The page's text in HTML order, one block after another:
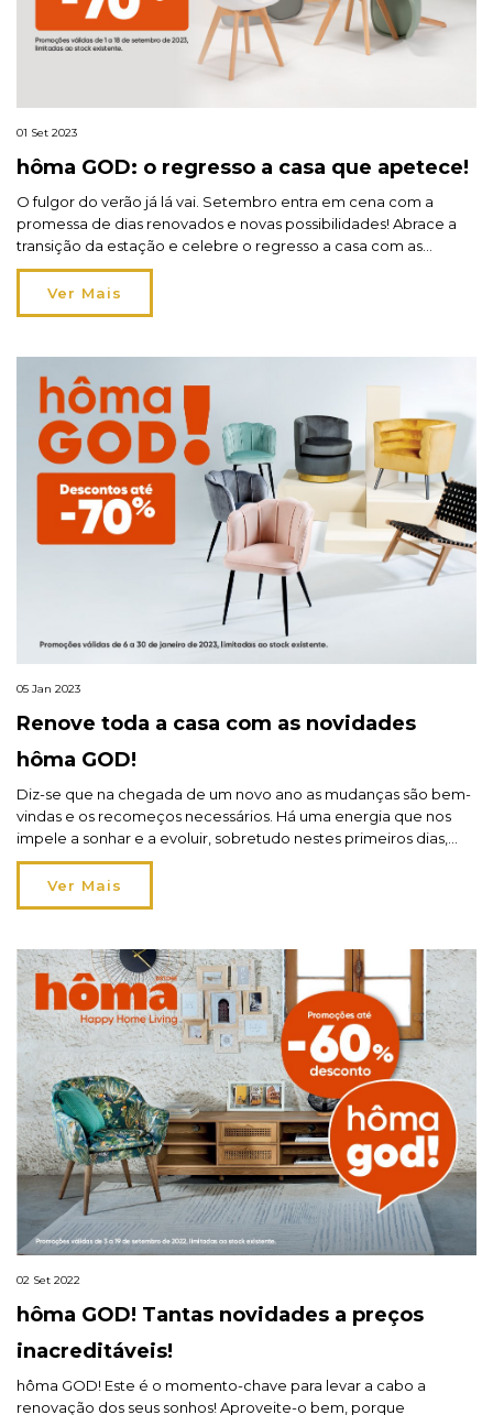
01 Set 2023
hôma GOD: o regresso a casa que apetece!
O fulgor do verão já lá vai. Setembro entra em cena com a
promessa de dias renovados e novas possibilidades! Abrace a
transição da estação e celebre o regresso a casa com as
novidades hôma GOD até 70% de desconto! Se até agora todas
as atenções estiveram voltadas para os espaços exteriores,
permita-se recolher, reorganizar […]
Ver Mais
05 Jan 2023
Renove toda a casa com as novidades
hôma GOD!
Diz-se que na chegada de um novo ano as mudanças são bem-
vindas e os recomeços necessários. Há uma energia que nos
impele a sonhar e a evoluir, sobretudo nestes primeiros dias,
onde tudo parece – e é! – possível. E, porque os seus desejos
são ordens, chegou o folheto hôma GOD a todas as lojas, com
[…]
Ver Mais
02 Set 2022
hôma GOD! Tantas novidades a preços
inacreditáveis!
hôma GOD! Este é o momento-chave para levar a cabo a
renovação dos seus sonhos! Aproveite-o bem, porque